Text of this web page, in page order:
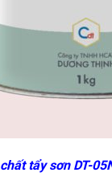
tẩy sơn DT-